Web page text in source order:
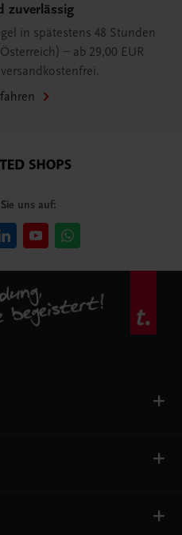
zuverlässig
in spätestens 48 Stunden
– ab 29,00 EUR
uns auf: